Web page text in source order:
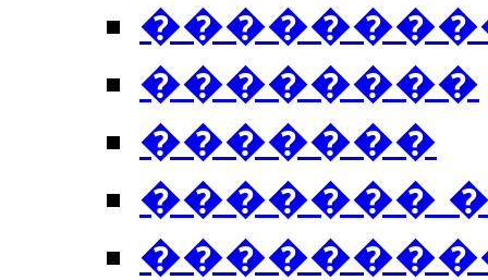
��������
�������
�������